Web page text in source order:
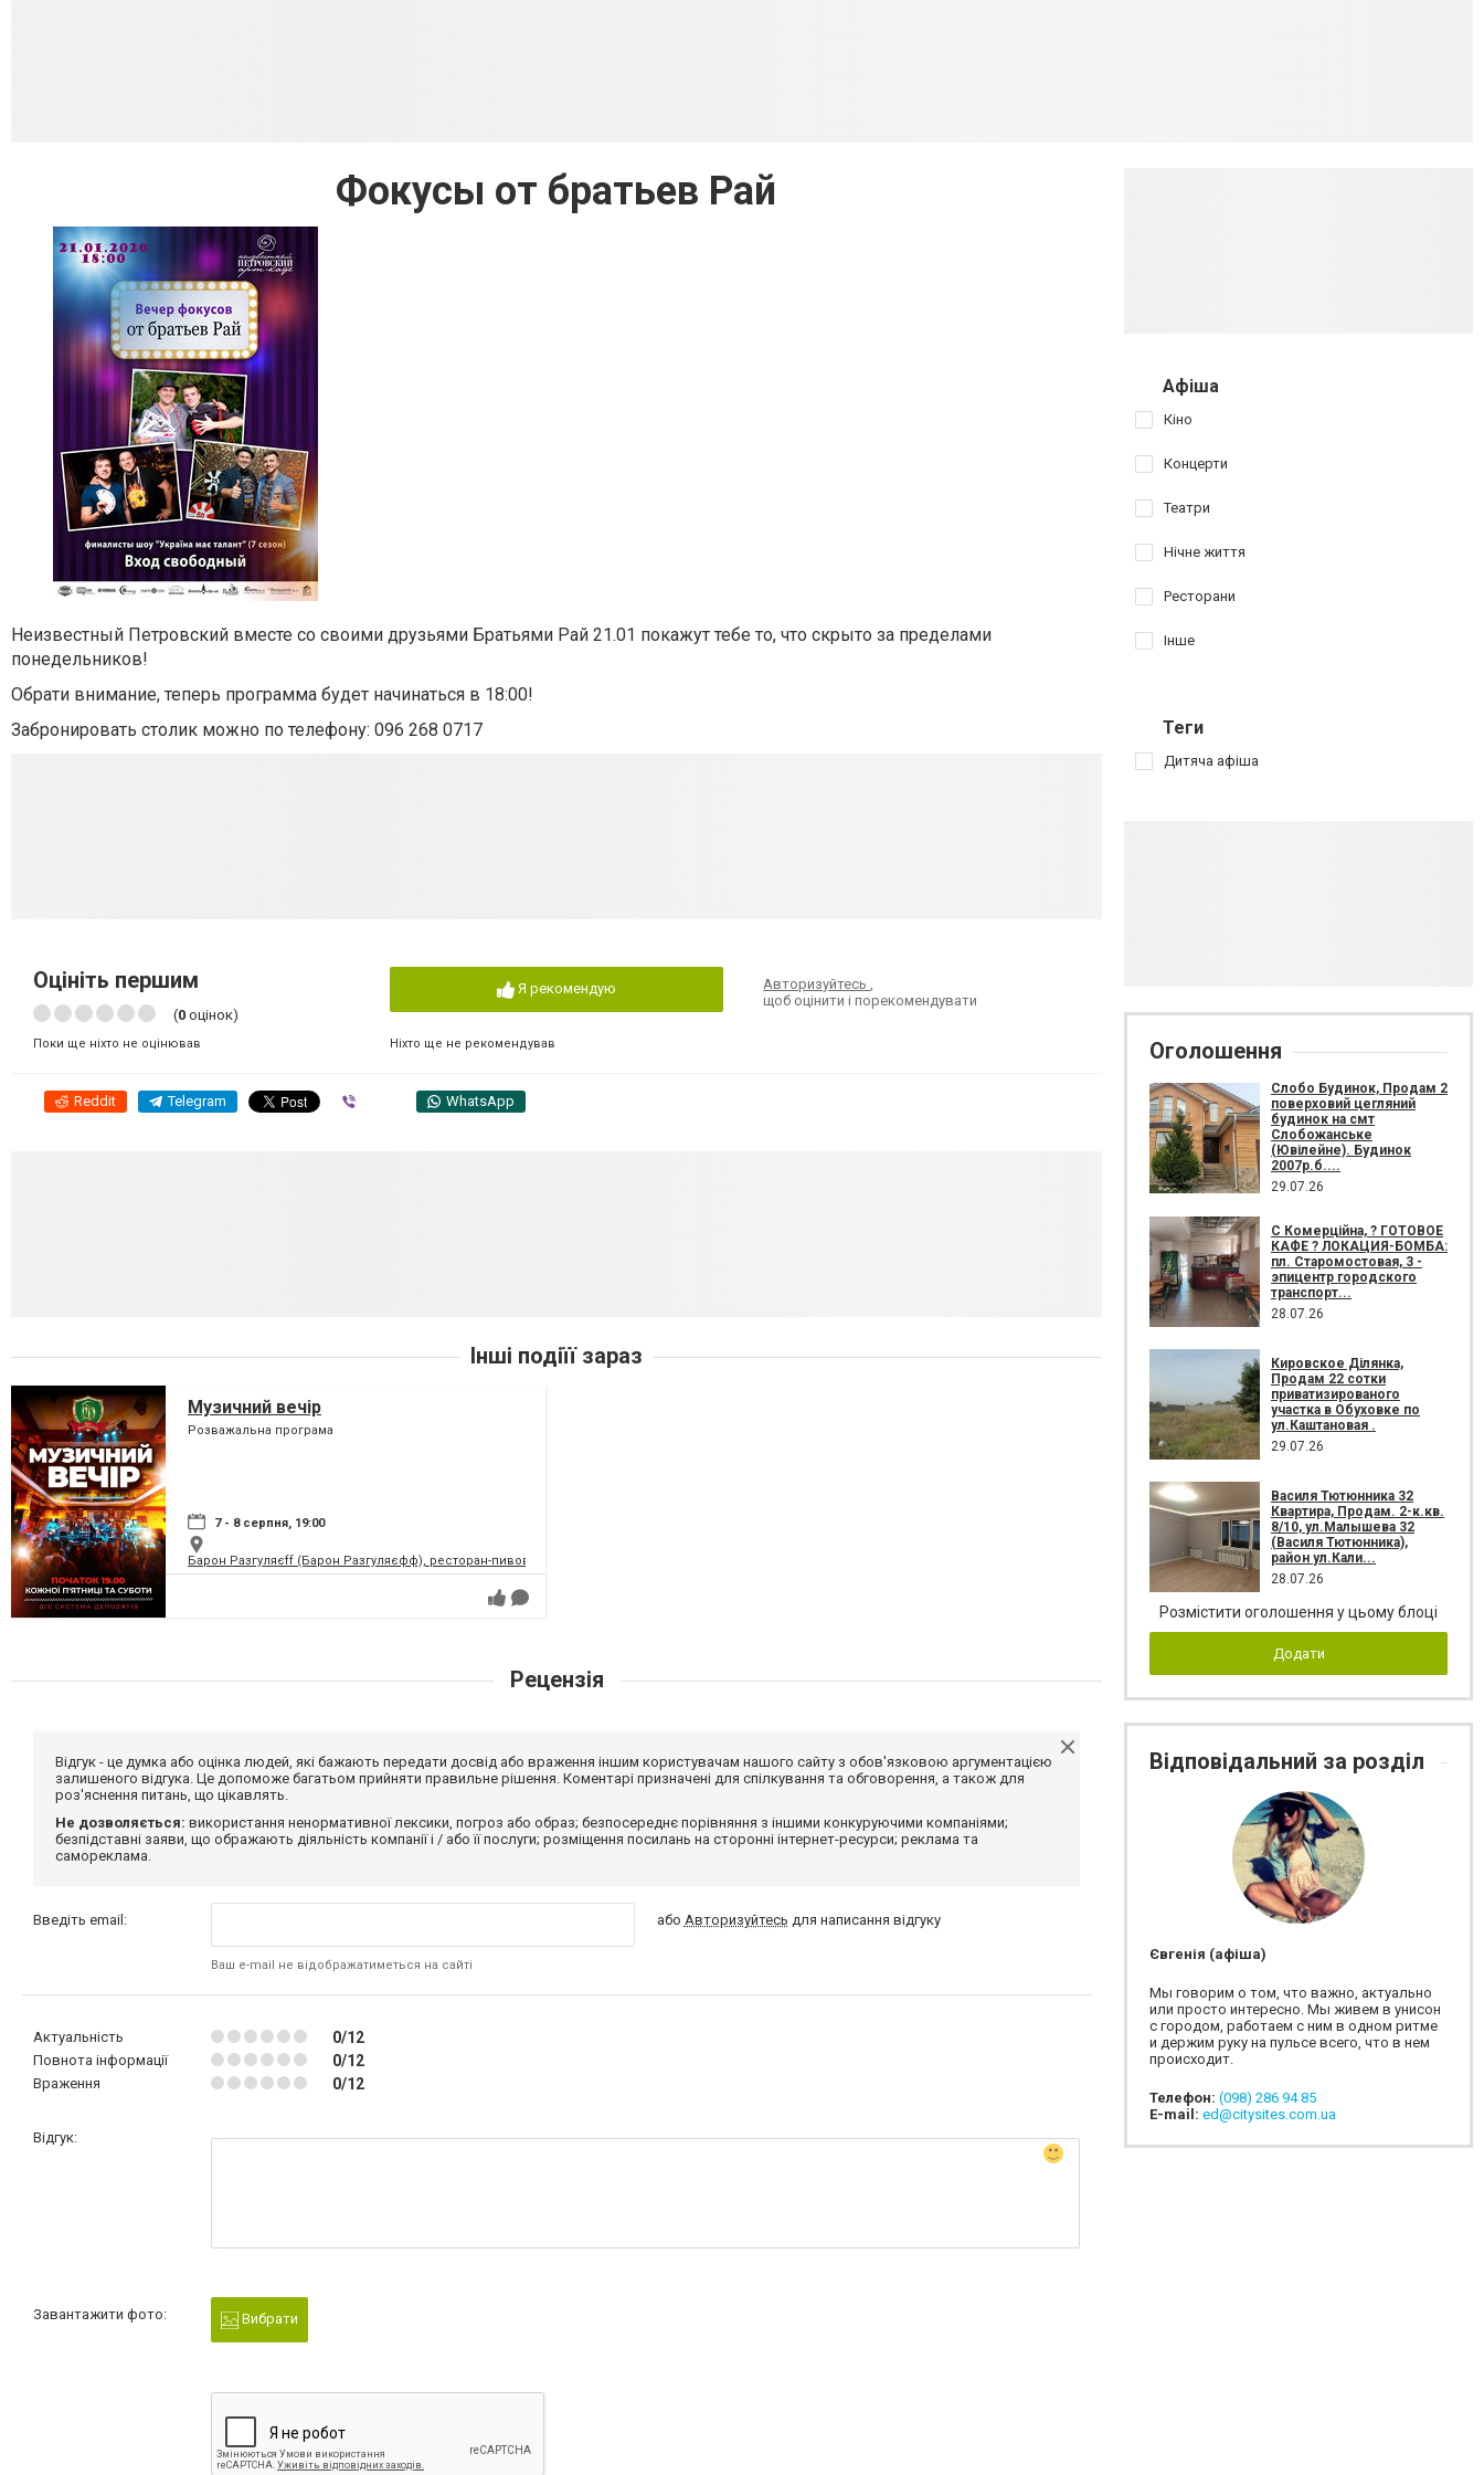
Фокусы от братьев Рай
Неизвестный Петровский вместе со своими друзьями Братьями Рай 21.01 покажут тебе то, что скрыто за пределами
понедельников!
Обрати внимание, теперь программа будет начинаться в 18:00!
Забронировать столик можно по телефону: 096 268 0717
Оцініть першим
(0 оцінок)
Поки ще ніхто не оцінював
Я рекомендую
Ніхто ще не рекомендував
Авторизуйтесь,
щоб оцінити і порекомендувати
Reddit Telegram WhatsApp
Інші подіїї зараз
Музичний вечір
Розважальна програма
7 - 8 серпня, 19:00
Барон Разгуляєff (Барон Разгуляєфф), ресторан-пивоварня
Рецензія
Відгук - це думка або оцінка людей, які бажають передати досвід або враження іншим користувачам нашого сайту з обов'язковою аргументацією
залишеного відгука. Це допоможе багатьом прийняти правильне рішення. Коментарі призначені для спілкування та обговорення, а також для
роз'яснення питань, що цікавлять.
Не дозволяється: використання ненормативної лексики, погроз або образ; безпосереднє порівняння з іншими конкуруючими компаніями;
безпідставні заяви, що ображають діяльність компанії і / або її послуги; розміщення посилань на сторонні інтернет-ресурси; реклама та
самореклама.
Введіть email:
Ваш e-mail не відображатиметься на сайті
або Авторизуйтесь для написання відгуку
Актуальність 0/12
Повнота інформації 0/12
Враження 0/12
Відгук:
Завантажити фото: Вибрати
Афіша
Кіно
Концерти
Театри
Нічне життя
Ресторани
Інше
Теги
Дитяча афіша
Оголошення
Слобо Будинок, Продам 2
поверховий цегляний
будинок на смт
Слобожанське
(Ювілейне). Будинок
2007р.б....
29.07.26
С Комерційна, ? ГОТОВОЕ
КАФЕ ? ЛОКАЦИЯ-БОМБА:
пл. Старомостовая, 3 -
эпицентр городского
транспорт...
28.07.26
Кировское Ділянка,
Продам 22 сотки
приватизированого
участка в Обуховке по
ул.Каштановая .
29.07.26
Василя Тютюнника 32
Квартира, Продам. 2-к.кв.
8/10, ул.Малышева 32
(Василя Тютюнника),
район ул.Кали...
28.07.26
Розмістити оголошення у цьому блоці
Додати
Відповідальний за розділ
Євгенія (афіша)
Мы говорим о том, что важно, актуально
или просто интересно. Мы живем в унисон
с городом, работаем с ним в одном ритме
и держим руку на пульсе всего, что в нем
происходит.
Телефон: (098) 286 94 85
E-mail: ed@citysites.com.ua